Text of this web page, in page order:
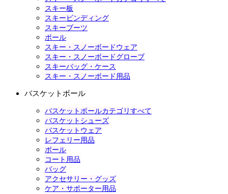
スキー板
スキービンディング
スキーブーツ
ポール
スキー・スノーボードウェア
スキー・スノーボードグローブ
スキーバッグ・ケース
スキー・スノーボード用品
バスケットボール
バスケットボールカテゴリすべて
バスケットシューズ
バスケットウェア
レフェリー用品
ボール
コート用品
バッグ
アクセサリー・グッズ
ケア・サポーター用品